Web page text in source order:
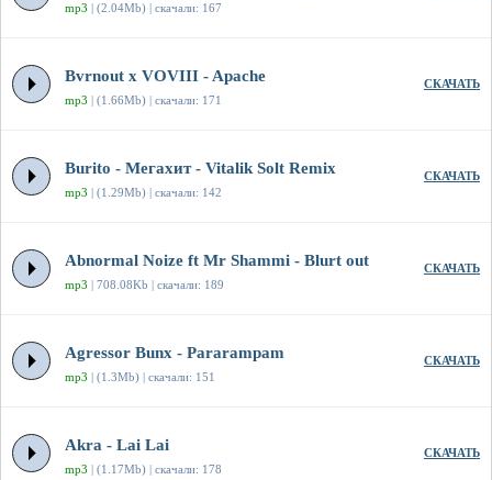
mp3 | (2.04Mb) | скачали: 167
Bvrnout x VOVIII - Apache
mp3 | (1.66Mb) | скачали: 171
СКАЧАТЬ
Burito - Мегахит - Vitalik Solt Remix
mp3 | (1.29Mb) | скачали: 142
СКАЧАТЬ
Abnormal Noize ft Mr Shammi - Blurt out
mp3 | 708.08Kb | скачали: 189
СКАЧАТЬ
Agressor Bunx - Pararampam
mp3 | (1.3Mb) | скачали: 151
СКАЧАТЬ
Akra - Lai Lai
mp3 | (1.17Mb) | скачали: 178
СКАЧАТЬ